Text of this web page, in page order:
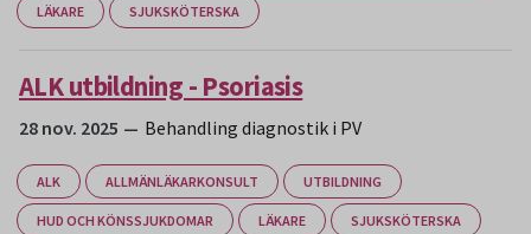
LÄKARE SJUKSKÖTERSKA
ALK utbildning - Psoriasis
28 nov. 2025 Behandling diagnostik i PV
ALK ALLMÄNLÄKARKONSULT UTBILDNING
HUD OCH KÖNSSJUKDOMAR LÄKARE SJUKSKÖTERSKA